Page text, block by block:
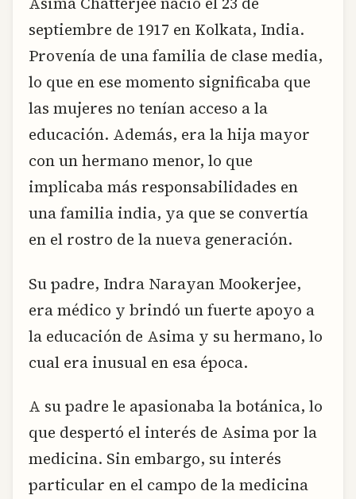
septiembre de 1917 en Kolkata, India.
Provenía de una familia de clase media,
lo que en ese momento significaba que
las mujeres no tenían acceso a la
educación. Además, era la hija mayor
con un hermano menor, lo que
implicaba más responsabilidades en
una familia india, ya que se convertía
en el rostro de la nueva generación.
Su padre, Indra Narayan Mookerjee,
era médico y brindó un fuerte apoyo a
la educación de Asima y su hermano, lo
cual era inusual en esa época.
A su padre le apasionaba la botánica, lo
que despertó el interés de Asima por la
medicina. Sin embargo, su interés
particular en el campo de la medicina